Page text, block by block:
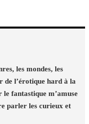
les mondes, les
de l’érotique hard à la
fantastique m’amuse
parler les curieux et